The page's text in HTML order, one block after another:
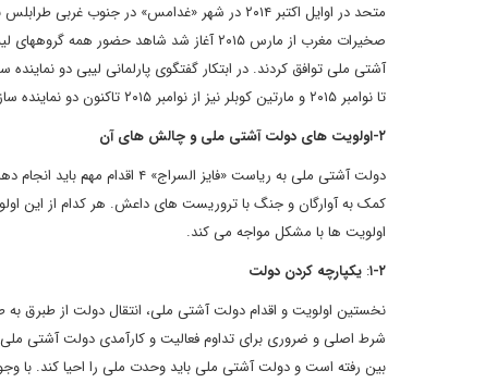
متحد در اوایل اکتبر ۲۰۱۴ در شهر «غدامس» در
تا نوامبر ۲۰۱۵ و مارتین کوبلر نیز از نوامبر ۲۰۱۵ تاکنون دو نماینده سازمان ملل متحد در امور لیبی هستند.
۲-اولویت‏ های دولت آشتی ملی و چالش ‏های آن
دولت آشتی ملی به ریاست
کمک به آوارگان و جنگ با تروریست‏ های داعش. هر کدام از این
اولویت‏ ها با مشکل مواجه می ‏کند.
۱-۲ : یکپارچه کردن دولت
نخستین اولویت و اقدام دولت آشتی ملی، انتقال دولت از طبرق
شرط اصلی و ضروری برای تداوم فعالیت و کارآمدی دولت آشتی ملی